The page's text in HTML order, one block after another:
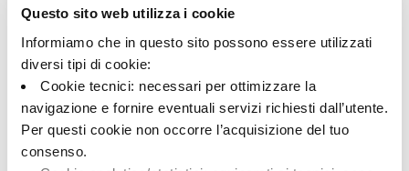
Questo sito web utilizza i cookie
Informiamo che in questo sito possono essere utilizzati
diversi tipi di cookie:
Cookie tecnici: necessari per ottimizzare la
navigazione e fornire eventuali servizi richiesti dall’utente.
Per questi cookie non occorre l’acquisizione del tuo
consenso.
Maßeinheit:
Share: